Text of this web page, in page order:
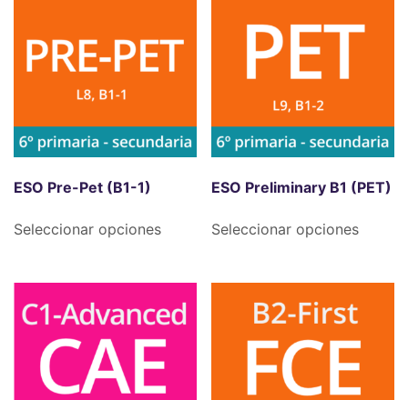
ESO Pre-Pet (B1-1)
Seleccionar opciones
ESO Preliminary B1 (PET)
Seleccionar opciones